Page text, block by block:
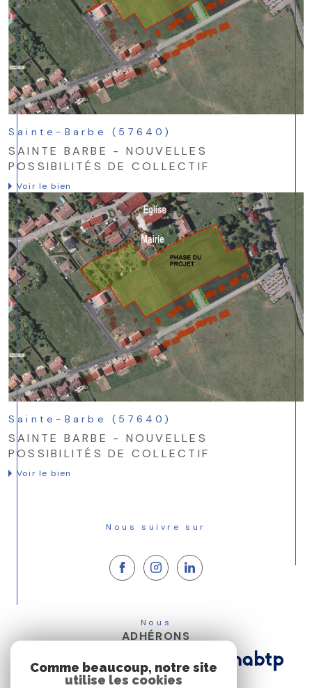
Sainte-Barbe (57640)
SAINTE BARBE - NOUVELLES
POSSIBILITÉS DE COLLECTIF
Voir le bien
Sainte-Barbe (57640)
SAINTE BARBE - NOUVELLES
POSSIBILITÉS DE COLLECTIF
Voir le bien
Nous suivre sur
Nous
ADHÉRONS
Comme beaucoup, notre site
utilise les cookies